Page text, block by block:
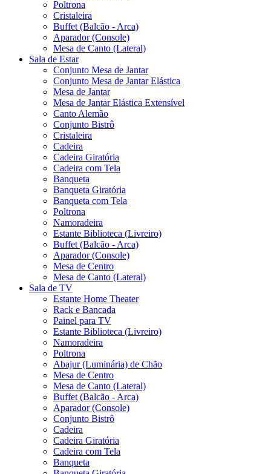
Poltrona
Cristaleira
Buffet (Balcão - Arca)
Aparador (Console)
Mesa de Canto (Lateral)
Sala de Estar
Conjunto Mesa de Jantar
Conjunto Mesa de Jantar Elástica
Mesa de Jantar
Mesa de Jantar Elástica Extensível
Canto Alemão
Conjunto Bistrô
Cristaleira
Cadeira
Cadeira Giratória
Cadeira com Tela
Banqueta
Banqueta Giratória
Banqueta com Tela
Poltrona
Namoradeira
Estante Biblioteca (Livreiro)
Buffet (Balcão - Arca)
Aparador (Console)
Mesa de Centro
Mesa de Canto (Lateral)
Sala de TV
Estante Home Theater
Rack e Bancada
Painel para TV
Estante Biblioteca (Livreiro)
Namoradeira
Poltrona
Abajur (Luminária) de Chão
Mesa de Centro
Mesa de Canto (Lateral)
Buffet (Balcão - Arca)
Aparador (Console)
Conjunto Bistrô
Cadeira
Cadeira Giratória
Cadeira com Tela
Banqueta